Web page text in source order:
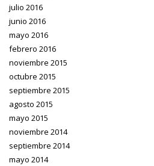
julio 2016
junio 2016
mayo 2016
febrero 2016
noviembre 2015
octubre 2015
septiembre 2015
agosto 2015
mayo 2015
noviembre 2014
septiembre 2014
mayo 2014